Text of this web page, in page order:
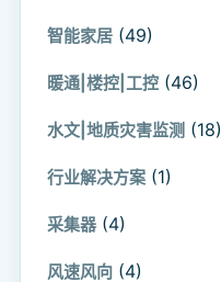
智能家居 (49)
暖通|楼控|工控 (46)
水文|地质灾害监测 (18)
行业解决方案 (1)
采集器 (4)
风速风向 (4)